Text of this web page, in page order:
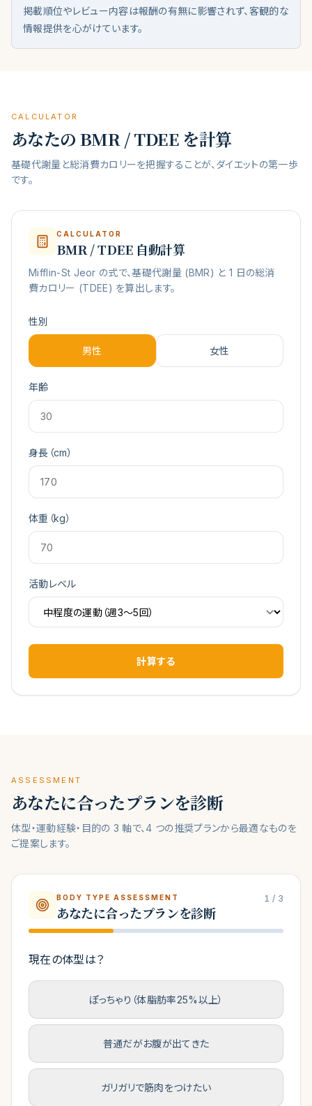
掲載順位やレビュー内容は報酬の有無に影響されず、客観的な
情報提供を心がけています。
CALCULATOR
あなたの BMR / TDEE を計算
基礎代謝量と総消費カロリーを把握することが、ダイエットの第一歩
です。
CALCULATOR
BMR / TDEE 自動計算
Mifflin-St Jeor の式で、基礎代謝量 (BMR) と 1 日の総消
費カロリー (TDEE) を算出します。
性別
男性 女性
年齢
身長（cm）
体重（kg）
活動レベル
計算する
ASSESSMENT
あなたに合ったプランを診断
体型・運動経験・目的の 3 軸で、4 つの推奨プランから最適なものを
ご提案します。
BODY TYPE ASSESSMENT
あなたに合ったプランを診断
1 / 3
現在の体型は？
ぽっちゃり（体脂肪率25%以上）
普通だがお腹が出てきた
ガリガリで筋肉をつけたい